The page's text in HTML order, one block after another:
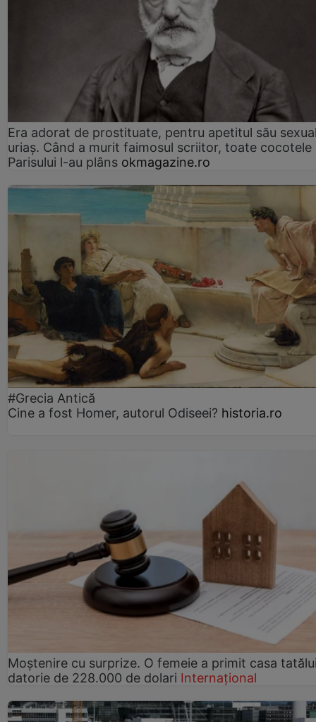
Era adorat de prostituate, pentru apetitul său
uriaș. Când a murit faimosul scriitor, toate cocotele
Parisului l-au plâns okmagazine.ro
#Grecia Antică
Cine a fost Homer, autorul Odiseei? historia.ro
Moștenire cu surprize. O femeie a primit casa
datorie de 228.000 de dolari Internațional